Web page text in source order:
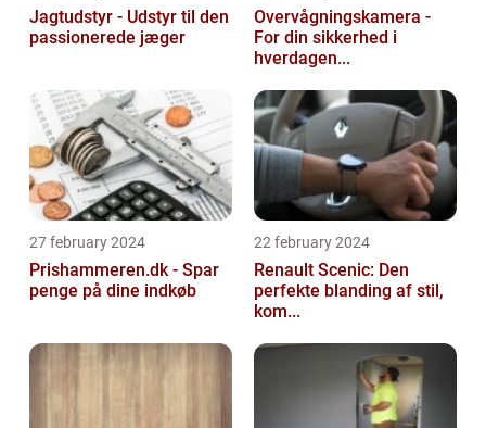
Jagtudstyr - Udstyr til den
passionerede jæger
Overvågningskamera -
For din sikkerhed i
hverdagen...
27 february 2024
Prishammeren.dk - Spar
penge på dine indkøb
22 february 2024
Renault Scenic: Den
perfekte blanding af stil,
kom...